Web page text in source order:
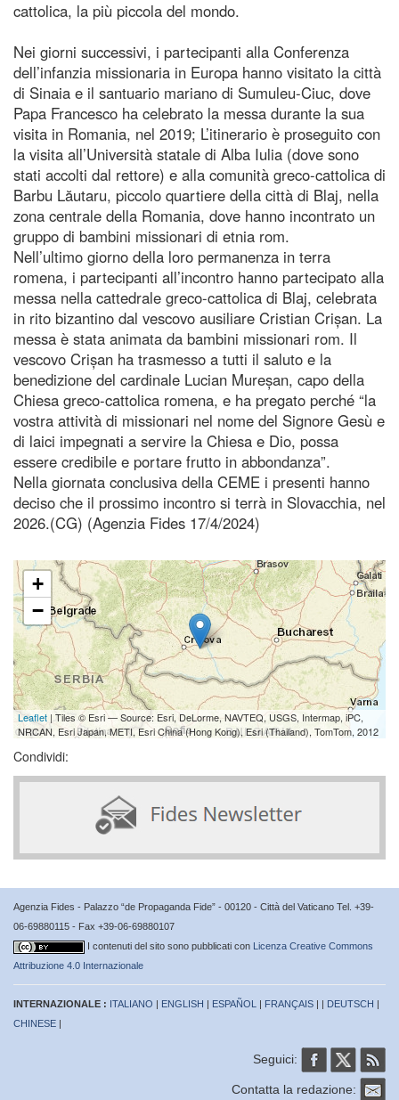
cattolica, la più piccola del mondo.
Nei giorni successivi, i partecipanti alla Conferenza
dell’infanzia missionaria in Europa hanno visitato la città
di Sinaia e il santuario mariano di Sumuleu-Ciuc, dove
Papa Francesco ha celebrato la messa durante la sua
visita in Romania, nel 2019; L’itinerario è proseguito con
la visita all’Università statale di Alba Iulia (dove sono
stati accolti dal rettore) e alla comunità greco-cattolica di
Barbu Lăutaru, piccolo quartiere della città di Blaj, nella
zona centrale della Romania, dove hanno incontrato un
gruppo di bambini missionari di etnia rom.
Nell’ultimo giorno della loro permanenza in terra
romena, i partecipanti all’incontro hanno partecipato alla
messa nella cattedrale greco-cattolica di Blaj, celebrata
in rito bizantino dal vescovo ausiliare Cristian Crișan. La
messa è stata animata da bambini missionari rom. Il
vescovo Crișan ha trasmesso a tutti il saluto e la
benedizione del cardinale Lucian Mureșan, capo della
Chiesa greco-cattolica romena, e ha pregato perché “la
vostra attività di missionari nel nome del Signore Gesù e
di laici impegnati a servire la Chiesa e Dio, possa
essere credibile e portare frutto in abbondanza”.
Nella giornata conclusiva della CEME i presenti hanno
deciso che il prossimo incontro si terrà in Slovacchia, nel
2026.(CG) (Agenzia Fides 17/4/2024)
+
−
Leaflet | Tiles © Esri — Source: Esri, DeLorme, NAVTEQ, USGS, Intermap, iPC,
NRCAN, Esri Japan, METI, Esri China (Hong Kong), Esri (Thailand), TomTom, 2012
Condividi:
Agenzia Fides - Palazzo “de Propaganda Fide” - 00120 - Città del Vaticano Tel. +39-
06-69880115 - Fax +39-06-69880107
I contenuti del sito sono pubblicati con Licenza Creative Commons
Attribuzione 4.0 Internazionale
INTERNAZIONALE : ITALIANO | ENGLISH | ESPAÑOL | FRANÇAIS | | DEUTSCH |
CHINESE |
Seguici:
Contatta la redazione: